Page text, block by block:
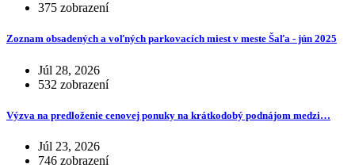
375 zobrazení
Zoznam obsadených a voľných parkovacích miest v meste Šaľa - jún 2025
Júl 28, 2026
532 zobrazení
Výzva na predloženie cenovej ponuky na krátkodobý podnájom medzi…
Júl 23, 2026
746 zobrazení